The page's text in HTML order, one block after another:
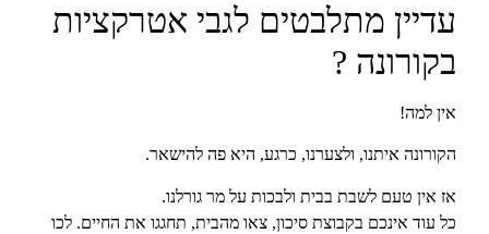
עדיין מתלבטים לגבי אטרקציות
בקורונה ?
אין למה!
הקורונה איתנו, ולצערנו, כרגע, היא פה להישאר.
אז אין טעם לשבת בבית ולבכות על מר גורלנו.
כל עוד אינכם בקבוצת סיכון, צאו מהבית, תחגגו את החיים. לכו